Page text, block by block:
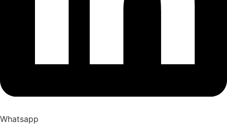
Whatsapp